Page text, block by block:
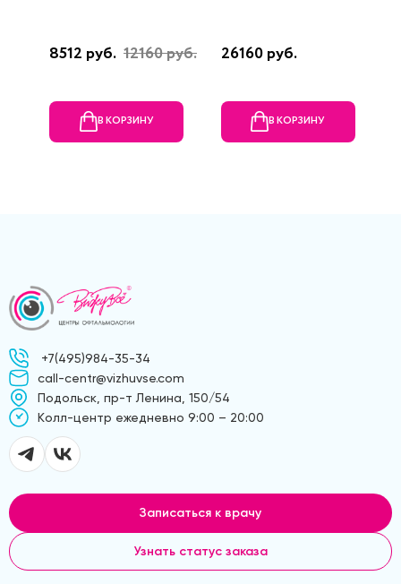
8512 руб. 12160 руб.
В КОРЗИНУ
26160 руб.
В КОРЗИНУ
+7(495)984-35-34
call-centr@vizhuvse.com
Подольск, пр-т Ленина, 150/54
Kолл-центр ежедневно 9:00 – 20:00
Записаться к врачу
Узнать статус заказа